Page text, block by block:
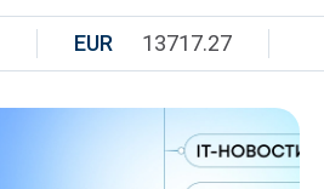
EUR 13717.27